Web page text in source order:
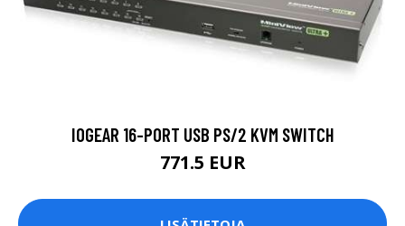
IOGEAR 16-PORT USB PS/2 KVM SWITCH
771.5 EUR